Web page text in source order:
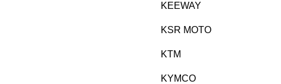
KEEWAY
KSR MOTO
KTM
KYMCO